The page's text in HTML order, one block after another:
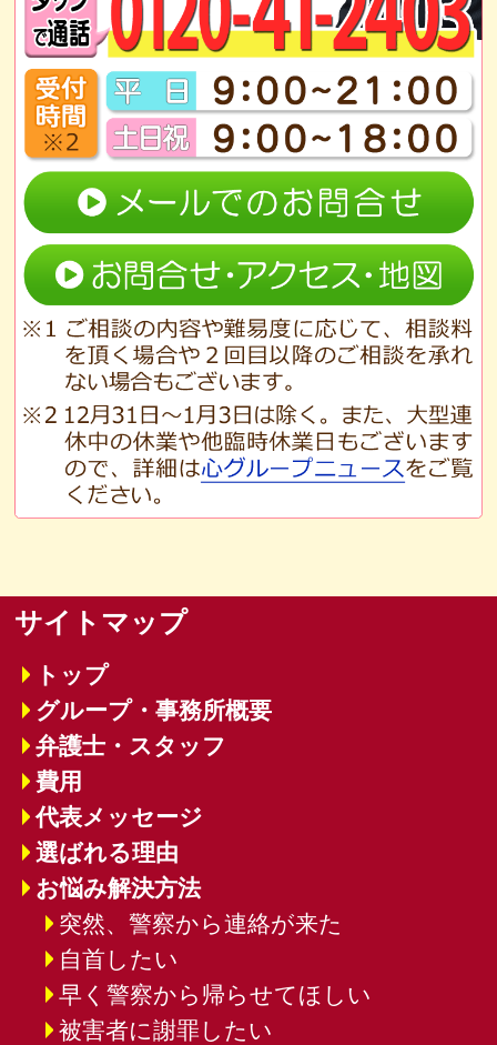
サイトマップ
トップ
グループ・事務所概要
弁護士・スタッフ
費用
代表メッセージ
選ばれる理由
お悩み解決方法
突然、警察から連絡が来た
自首したい
早く警察から帰らせてほしい
被害者に謝罪したい